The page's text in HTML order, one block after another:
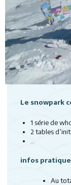
Le snowpark
1 série de
2 tables
infos
Au